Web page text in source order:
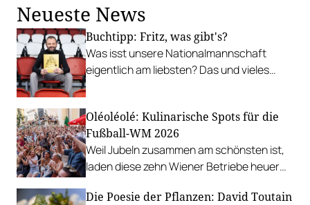
Neueste News
Buchtipp: Fritz, was gibt's?
Was isst unsere Nationalmannschaft
eigentlich am liebsten? Das und vieles
Oléoléolé: Kulinarische Spots für die
Fußball-WM 2026
Weil Jubeln zusammen am schönsten ist,
laden diese zehn Wiener Betriebe heuer
Die Poesie der Pflanzen: David Toutain